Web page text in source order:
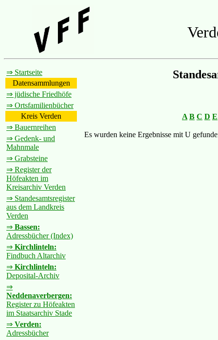
⇒ Startseite
Datensammlungen
⇒ jüdische Friedhöfe
⇒ Ortsfamilienbücher
Kreis Verden
⇒ Bauernreihen
⇒ Gedenk- und
Mahnmale
⇒ Grabsteine
⇒ Register der
Höfeakten im
Kreisarchiv Verden
⇒ Standesamtsregister
aus dem Landkreis
Verden
⇒ Bassen:
Adressbücher (Index)
⇒ Kirchlinteln:
Findbuch Altarchiv
⇒ Kirchlinteln:
Deposital-Archiv
⇒
Neddenaverbergen:
Register zu Höfeakten
im Staatsarchiv Stade
⇒ Verden:
Adressbücher
A B C D E
Es wurden keine Ergebnisse mit U